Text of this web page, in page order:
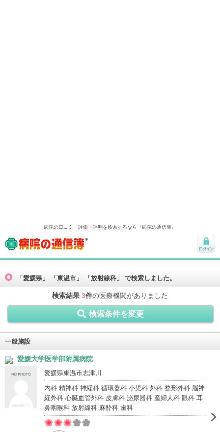
病院の口コミ・評価・評判を検索するなら『病院の通信簿』
病院の通信簿
ログ
「愛媛県」 「東温市」 「放射線科」 で検索しました。
検索結果 3件の医療機関がありました
検索条件を変更
一般施設
愛媛大学医学部附属病院
愛媛県東温市志津川
内科 精神科 神経科 循環器科 小児科 外科 整形外科 脳神
経外科 心臓血管外科 皮膚科 泌尿器科 産婦人科 眼科 耳
鼻咽喉科 放射線科 麻酔科 歯科